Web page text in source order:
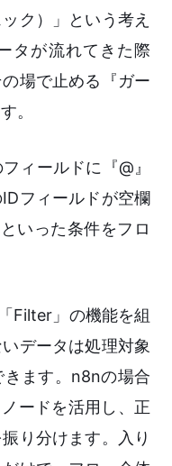
ク）」という考え
タが流れてきた際
場で止める『ガー
。
ィールドに『@』
フィールドが空欄
いった条件をフロ
Filter」の機能を組
データは処理対象
ます。n8nの場合
ードを活用し、正
り分けます。入り